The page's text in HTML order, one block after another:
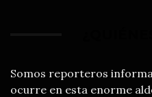
Somos reporteros
ocurre en esta enorme